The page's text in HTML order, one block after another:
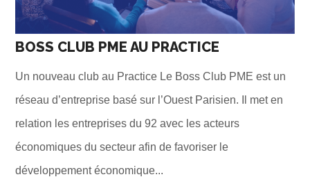
BOSS CLUB PME AU PRACTICE
Un nouveau club au Practice Le Boss Club PME est un
réseau d’entreprise basé sur l’Ouest Parisien. Il met en
relation les entreprises du 92 avec les acteurs
économiques du secteur afin de favoriser le
développement économique...